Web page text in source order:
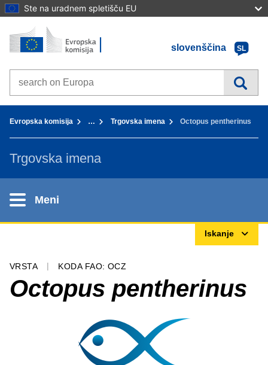
Ste na uradnem spletišču EU
Pojdi na vsebino
Domov - Evropska komisija
slovenščina
SL
Search on Europa websites
Evropska komisija … Trgovska imena Octopus pentherinus
Trgovska imena
Meni
Iskanje
VRSTA KODA FAO: OCZ
Octopus pentherinus